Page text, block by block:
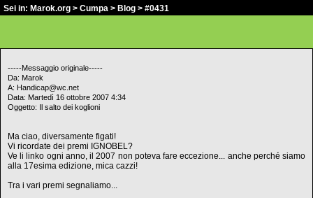
Sei in: Marok.org > Cumpa > Blog > #0431
-----Messaggio originale-----
Da: Marok
A: Handicap@wc.net
Data: Martedì 16 ottobre 2007 4:34
Oggetto: Il salto dei koglioni
Ma ciao, diversamente figati!
Vi ricordate dei premi IGNOBEL?
Ve li linko ogni anno, il 2007 non poteva fare eccezione... anche perché siamo
alla 17esima edizione, mica cazzi!
Tra i vari premi segnaliamo...